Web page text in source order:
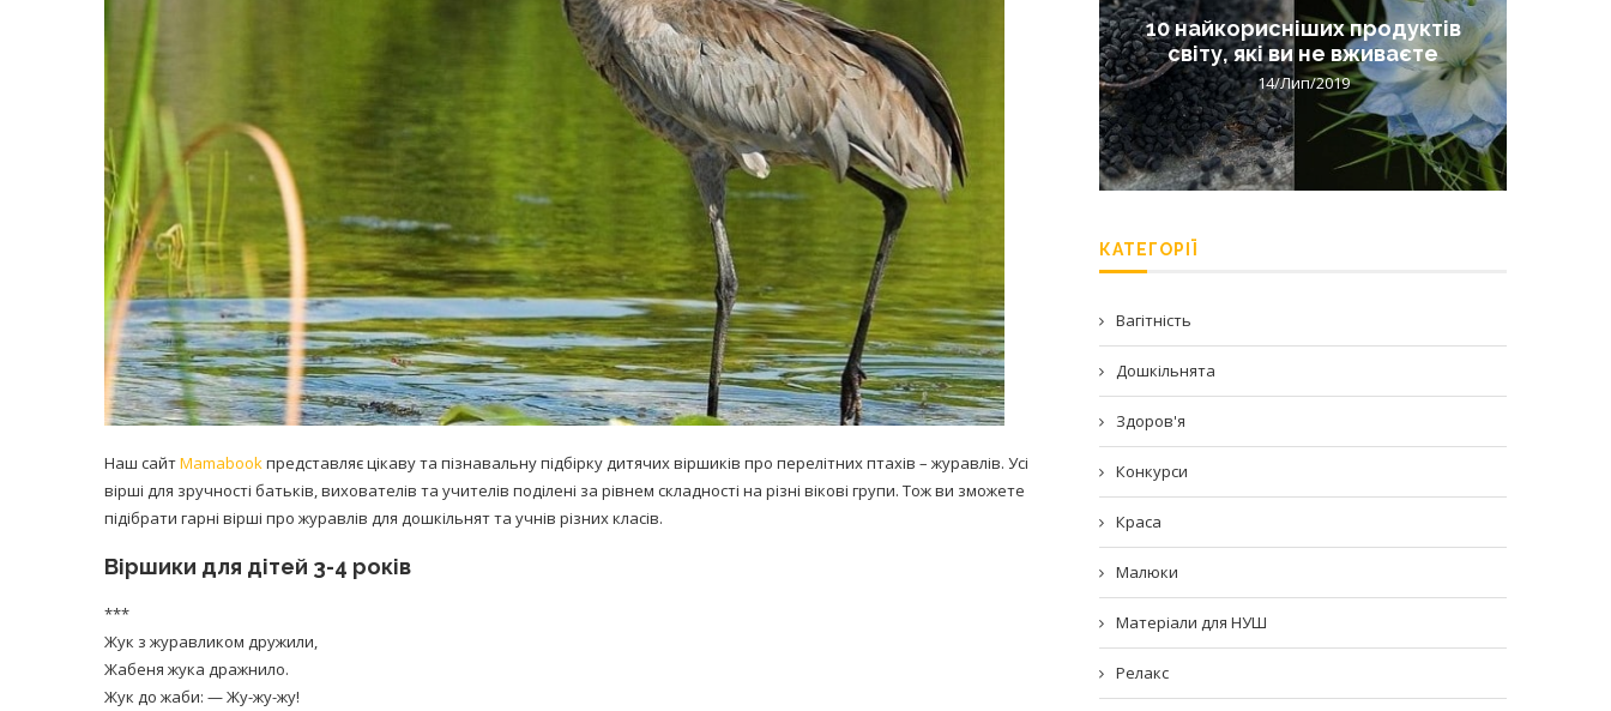
Наш сайтMamabookпредставляє цікаву та пізнавальну підбірку дитячих віршиків про перелітних птахів – журавлів. Усі
вірші для зручності батьків, вихователів та учителів поділені за рівнем складності на різні вікові групи. Тож ви зможете
підібрати гарні вірші про журавлів для дошкільнят та учнів різних класів.
Віршики для дітей 3-4 років
***
Жук з журавликом дружили,
Жабеня жука дражнило.
Жук до жаби: — Жу-жу-жу!
принимать
никакого кипятка
Лікарі назвали симптоми
коронавірусу в дітей
Попробуйте рецепт
легендарного супа доктора
Моро, который без...
08/Січ/2021
10 найкорисніших продуктів
світу, які ви не вживаєте
14/Лип/2019
КАТЕГОРІЇ
Вагітність
Дошкільнята
Здоров'я
Конкурси
Краса
Малюки
Матеріали для НУШ
Релакс